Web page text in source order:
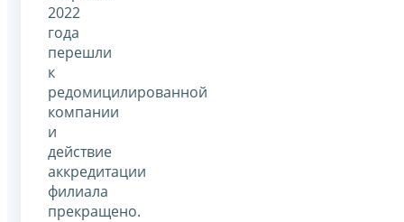
2022
года
перешли
к
редомицилированной
компании
и
действие
аккредитации
филиала
прекращено.